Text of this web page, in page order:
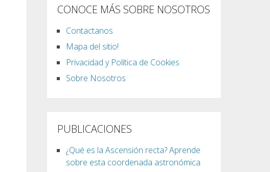
CONOCE MÁS SOBRE NOSOTROS
Contactanos
Mapa del sitio!
Privacidad y Política de Cookies
Sobre Nosotros
PUBLICACIONES
¿Qué es la Ascensión recta? Aprende
sobre esta coordenada astronómica